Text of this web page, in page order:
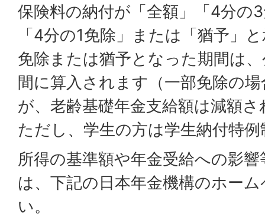
保険料の納付が「全額」「4分の
「4分の1免除」または「猶予」
免除または猶予となった期間は
間に算入されます（一部免除の
が、老齢基礎年金支給額は減額
ただし、学生の方は学生納付特
所得の基準額や年金受給への影
は、下記の日本年金機構のホー
い。